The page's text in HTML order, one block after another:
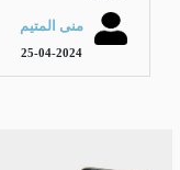
منى المتيم
25-04-2024